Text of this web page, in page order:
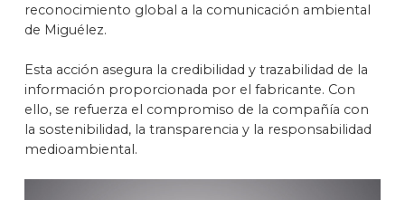
reconocimiento global a la comunicación ambiental
de Miguélez.
Esta acción asegura la credibilidad y trazabilidad de la
información proporcionada por el fabricante. Con
ello, se refuerza el compromiso de la compañía con
la sostenibilidad, la transparencia y la responsabilidad
medioambiental.